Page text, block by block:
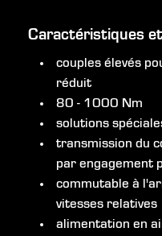
Caractéristiques
couples élevés
réduit
80 - 1000 Nm
solutions
transmission du
par engagement
commutable à
vitesses relatives
alimentation en